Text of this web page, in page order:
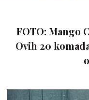
FOTO: Mango
Ovih 20